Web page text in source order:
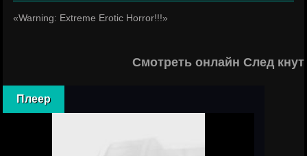
«Warning: Extreme Erotic Horror!!!»
Смотреть онлайн След
Плеер